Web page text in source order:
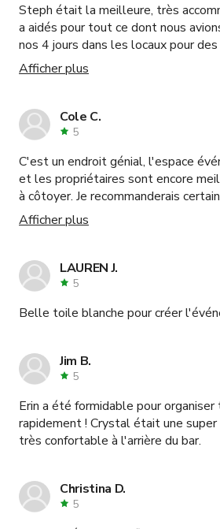
Steph était la meilleure, très
a aidés pour tout ce dont nous
nos 4 jours dans les locaux pour
discussion. Notre seul commentaire
des PT utilisaient certaines parties
l'ensemble, nous reviendrions
vraiment apprécié la flexibilité de
Afficher plus
Cole C.
5
C'est un endroit génial, l'espace
et les propriétaires sont encore
à côtoyer. Je recommanderais
cet espace événementiel à quiconque.
Afficher plus
LAUREN J.
5
Belle toile blanche pour créer
Jim B.
5
Erin a été formidable pour
rapidement ! Crystal était une super
très confortable à l'arrière du bar.
Christina D.
5